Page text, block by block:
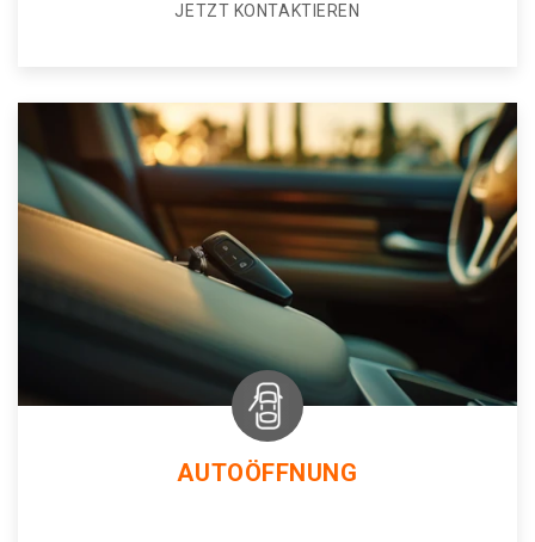
JETZT KONTAKTIEREN
AUTOÖFFNUNG